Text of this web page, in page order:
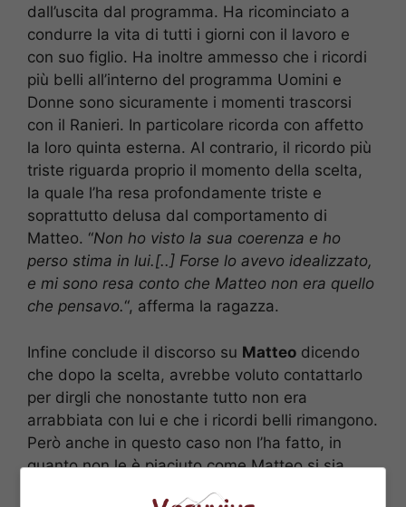
dall’uscita dal programma. Ha ricominciato a
condurre la vita di tutti i giorni con il lavoro e
con suo figlio. Ha inoltre ammesso che i ricordi
più belli all’interno del programma Uomini e
Donne sono sicuramente i momenti trascorsi
con il Ranieri. In particolare ricorda con affetto
la loro quinta esterna. Al contrario, il ricordo più
triste riguarda proprio il momento della scelta,
la quale l’ha resa profondamente triste e
soprattutto delusa dal comportamento di
Matteo. “Non ho visto la sua coerenza e ho
perso stima in lui.[..] Forse lo avevo idealizzato,
e mi sono resa conto che Matteo non era quello
che pensavo.“, afferma la ragazza.
Infine conclude il discorso su Matteo dicendo
che dopo la scelta, avrebbe voluto contattarlo
per dirgli che nonostante tutto non era
arrabbiata con lui e che i ricordi belli rimangono.
Però anche in questo caso non l’ha fatto, in
quanto non le è piaciuto come Matteo si sia